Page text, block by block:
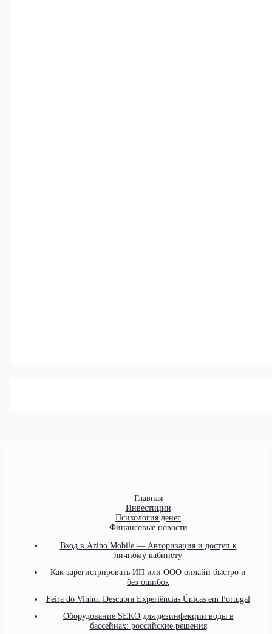
Главная
Инвестиции
Психология денег
Финансовые новости
Вход в Azino Mobile — Авторизация и доступ к
личному кабинету
Как зарегистрировать ИП или ООО онлайн быстро и
без ошибок
Feira do Vinho: Descubra Experiências Únicas em Portugal
Оборудование SEKO для дезинфекции воды в
бассейнах: российские решения